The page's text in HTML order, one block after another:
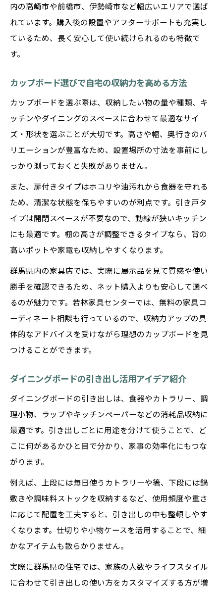
内の高崎市や前橋市、伊勢崎市など幅広いエリアで選ば
れています。購入後の設置やアフターサポートも充実し
ているため、長く安心して使い続けられるのも特徴で
す。
カップボード選びで自宅の収納力を高める方法
カップボードを選ぶ際は、収納したい物の量や種類、キ
ッチンやダイニングのスペースに合わせて最適なサイ
ズ・形状を選ぶことが大切です。高さや幅、奥行きのバ
リエーションが豊富なため、設置場所の寸法を事前にし
っかり測っておくと失敗がありません。
また、扉付きタイプはホコリや油汚れから食器を守れる
ため、清潔な状態を保ちやすいのが利点です。引き戸タ
イプは開閉スペースが不要なので、動線が狭いキッチン
にも最適です。棚の高さが調整できるタイプなら、背の
高いポットや家電も収納しやすくなります。
群馬県内の家具店では、実際に展示品を見て質感や使い
勝手を確認できるため、ネット購入よりも安心して選べ
るのが魅力です。若林家具センターでは、無料の家具コ
ーディネート相談も行っているので、収納力アップの具
体的なアドバイスを受けながら理想のカップボードを見
つけることができます。
ダイニングボードの引き出し活用アイデア紹介
ダイニングボードの引き出しは、食器やカトラリー、調
理小物、ラップやキッチンペーパーなどの消耗品収納に
最適です。引き出しごとに用途を分けて使うことで、ど
こに何があるかひと目で分かり、家事の効率化にもつな
がります。
例えば、上段には毎日使うカトラリーや箸、下段には鍋
敷きや調味料ストックを収納するなど、使用頻度や重さ
に応じて配置を工夫すると、引き出しの中も整頓しやす
くなります。仕切りや小物ケースを活用することで、細
かなアイテムも散らかりません。
実際に群馬県の住宅では、家族の人数やライフスタイル
に合わせて引き出しの使い方をカスタマイズする方が増